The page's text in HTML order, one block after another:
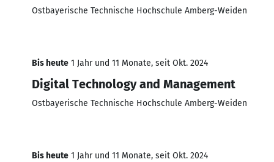
Ostbayerische Technische Hochschule Amberg-Weiden
Bis heute 1 Jahr und 11 Monate, seit Okt. 2024
Digital Technology and Management
Ostbayerische Technische Hochschule Amberg-Weiden
Bis heute 1 Jahr und 11 Monate, seit Okt. 2024